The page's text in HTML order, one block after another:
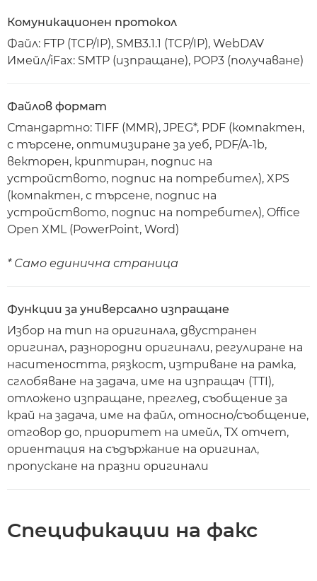
Комуникационен протокол
Файл: FTP (TCP/IP), SMB3.1.1 (TCP/IP), WebDAV
Имейл/iFax: SMTP (изпращане), POP3 (получаване)
Файлов формат
Стандартно: TIFF (MMR), JPEG*, PDF (компактен,
с търсене, оптимизиране за уеб, PDF/A-1b,
векторен, криптиран, подпис на
устройството, подпис на потребител), XPS
(компактен, с търсене, подпис на
устройството, подпис на потребител), Office
Open XML (PowerPoint, Word)
* Само единична страница
Функции за универсално изпращане
Избор на тип на оригинала, двустранен
оригинал, разнородни оригинали, регулиране на
наситеността, рязкост, изтриване на рамка,
сглобяване на задача, име на изпращач (TTI),
отложено изпращане, преглед, съобщение за
край на задача, име на файл, относно/съобщение,
отговор до, приоритет на имейл, TX отчет,
ориентация на съдържание на оригинал,
пропускане на празни оригинали
Спецификации на факс